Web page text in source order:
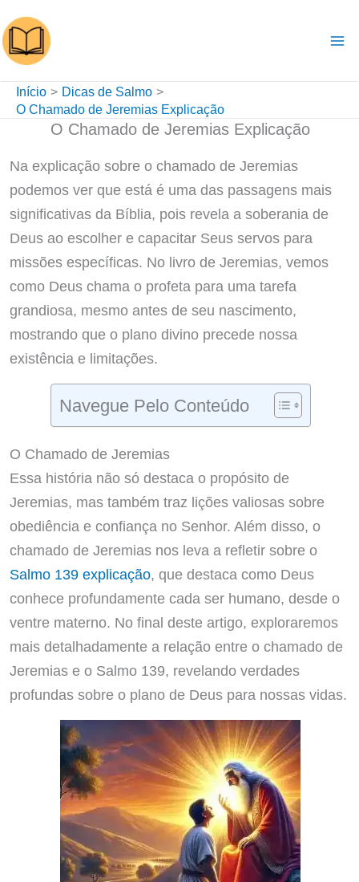
para
o
conteúdo
Início
Dicas de Salmo
O Chamado de Jeremias Explicação
O Chamado de Jeremias Explicação
Na explicação sobre o chamado de Jeremias
podemos ver que está é uma das passagens mais
significativas da Bíblia, pois revela a soberania de
Deus ao escolher e capacitar Seus servos para
missões específicas. No livro de Jeremias, vemos
como Deus chama o profeta para uma tarefa
grandiosa, mesmo antes de seu nascimento,
mostrando que o plano divino precede nossa
existência e limitações.
Navegue Pelo Conteúdo
O Chamado de Jeremias
Essa história não só destaca o propósito de
Jeremias, mas também traz lições valiosas sobre
obediência e confiança no Senhor. Além disso, o
chamado de Jeremias nos leva a refletir sobre o
Salmo 139 explicação, que destaca como Deus
conhece profundamente cada ser humano, desde o
ventre materno. No final deste artigo, exploraremos
mais detalhadamente a relação entre o chamado de
Jeremias e o Salmo 139, revelando verdades
profundas sobre o plano de Deus para nossas vidas.